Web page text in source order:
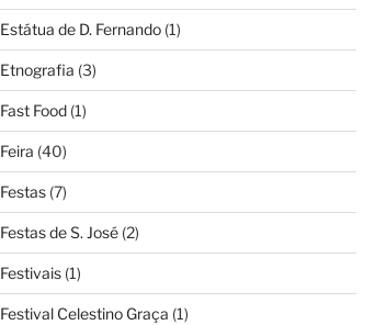
Estátua de D. Fernando(1)
Etnografia (3)
Fast Food(1)
Feira (40)
Festas(7)
Festas de S. José(2)
Festivais(1)
Festival Celestino Graça (1)